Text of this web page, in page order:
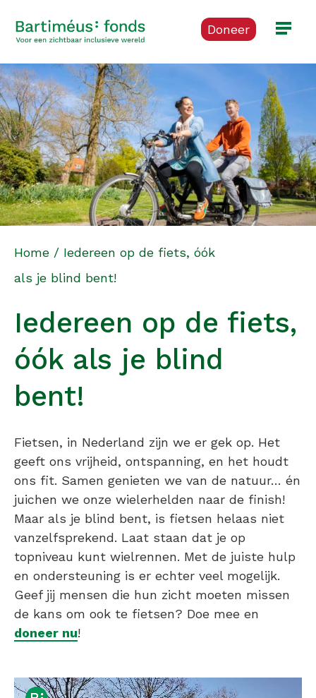
Doneer
Home / Iedereen op de fiets, óók
als je blind bent!
Iedereen op de fiets,
óók als je blind
bent!
Fietsen, in Nederland zijn we er gek op. Het
geeft ons vrijheid, ontspanning, en het houdt
ons fit. Samen genieten we van de natuur… én
juichen we onze wielerhelden naar de finish!
Maar als je blind bent, is fietsen helaas niet
vanzelfsprekend. Laat staan dat je op
topniveau kunt wielrennen. Met de juiste hulp
en ondersteuning is er echter veel mogelijk.
Geef jij mensen die hun zicht moeten missen
de kans om ook te fietsen? Doe mee en
doneer nu!
Videospeler